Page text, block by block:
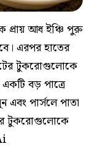
প্রায় আধ ইঞ্চি পুরু
এরপর হাতের
টুকরোগুলোকে
একটি বড় পাত্রে
পার্সলে পাতা
টুকরোগুলোকে